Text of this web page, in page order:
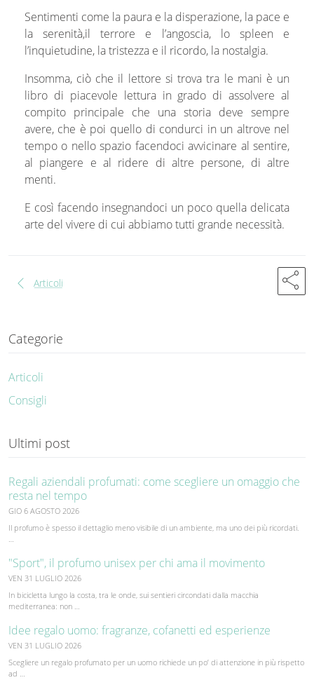
Sentimenti come la paura e la disperazione, la pace e
la serenità,il terrore e l’angoscia, lo spleen e
l’inquietudine, la tristezza e il ricordo, la nostalgia.
Insomma, ciò che il lettore si trova tra le mani è un
libro di piacevole lettura in grado di assolvere al
compito principale che una storia deve sempre
avere, che è poi quello di condurci in un altrove nel
tempo o nello spazio facendoci avvicinare al sentire,
al piangere e al ridere di altre persone, di altre
menti.
E così facendo insegnandoci un poco quella delicata
arte del vivere di cui abbiamo tutti grande necessità.
chevron_left Articoli share
Categorie
Articoli
Consigli
Ultimi post
Regali aziendali profumati: come scegliere un omaggio che
resta nel tempo
GIO 6 AGOSTO 2026
Il profumo è spesso il dettaglio meno visibile di un ambiente, ma uno dei più ricordati.
…
"Sport", il profumo unisex per chi ama il movimento
VEN 31 LUGLIO 2026
In bicicletta lungo la costa, tra le onde, sui sentieri circondati dalla macchia
mediterranea: non …
Idee regalo uomo: fragranze, cofanetti ed esperienze
VEN 31 LUGLIO 2026
Scegliere un regalo profumato per un uomo richiede un po’ di attenzione in più rispetto
ad …